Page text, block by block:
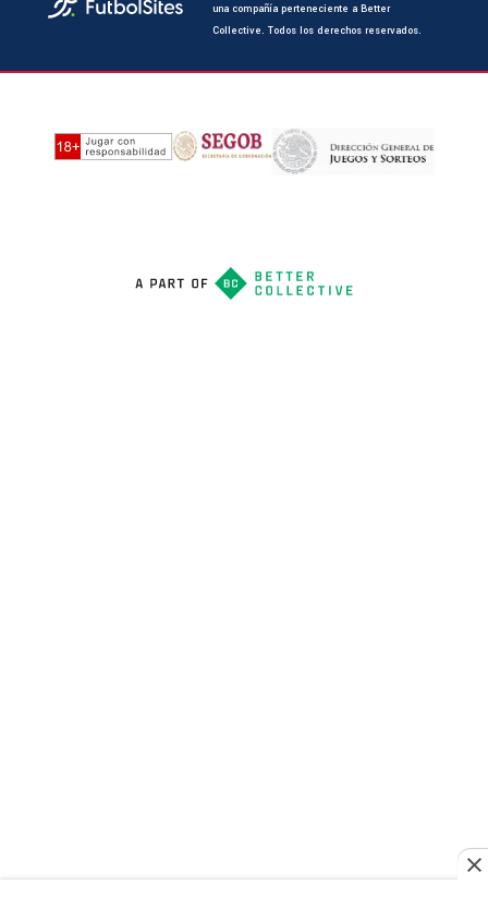
una compañía perteneciente a Better
Collective. Todos los derechos reservados.